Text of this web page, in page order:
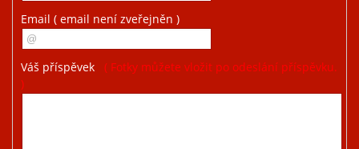
Email ( email není zveřejněn )
Váš příspěvek
( Fotky můžete vložit po odeslání příspěvku.
)